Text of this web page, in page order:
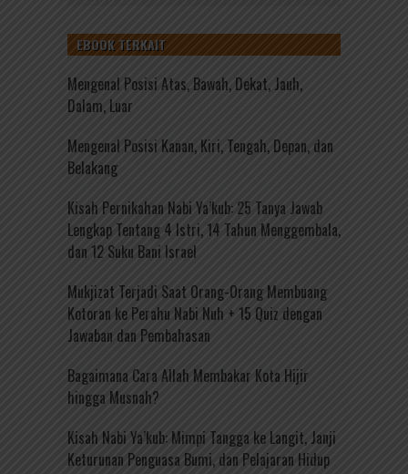
EBOOK TERKAIT
Mengenal Posisi Atas, Bawah, Dekat, Jauh,
Dalam, Luar
Mengenal Posisi Kanan, Kiri, Tengah, Depan, dan
Belakang
Kisah Pernikahan Nabi Ya’kub: 25 Tanya Jawab
Lengkap Tentang 4 Istri, 14 Tahun Menggembala,
dan 12 Suku Bani Israel
Mukjizat Terjadi Saat Orang-Orang Membuang
Kotoran ke Perahu Nabi Nuh + 15 Quiz dengan
Jawaban dan Pembahasan
Bagaimana Cara Allah Membakar Kota Hijir
hingga Musnah?
Kisah Nabi Ya’kub: Mimpi Tangga ke Langit, Janji
Keturunan Penguasa Bumi, dan Pelajaran Hidup